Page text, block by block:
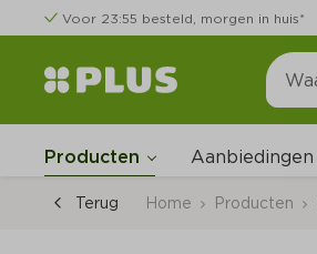
Voor 23:55 besteld, morgen in huis*
Producten Aanbiedingen
Terug Home Producten